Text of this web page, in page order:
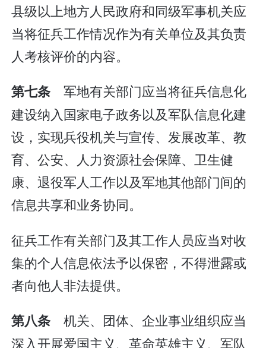
县级以上地方人民政府和同级军事机关应
当将征兵工作情况作为有关单位及其负责
人考核评价的内容。
第七条 军地有关部门应当将征兵信息化
建设纳入国家电子政务以及军队信息化建
设，实现兵役机关与宣传、发展改革、教
育、公安、人力资源社会保障、卫生健
康、退役军人工作以及军地其他部门间的
信息共享和业务协同。
征兵工作有关部门及其工作人员应当对收
集的个人信息依法予以保密，不得泄露或
者向他人非法提供。
第八条 机关、团体、企业事业组织应当
深入开展爱国主义、革命英雄主义、军队